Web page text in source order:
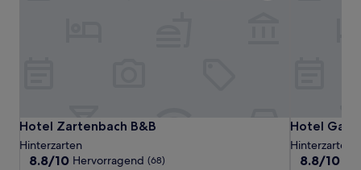
sich
ändern.
Es
können
Hotel
Zartenbach
B&B
Hotel
Zartenbach
B&B
Hotel Zartenbach B&B
Hotel Zartenbach B&B
Hinterzarten
8.8
8.8/10 Hervorragend (68)
Hotel
Garni
Silberdistel
Hotel
Hotel
Hinterzarten
8.8
8.8/10